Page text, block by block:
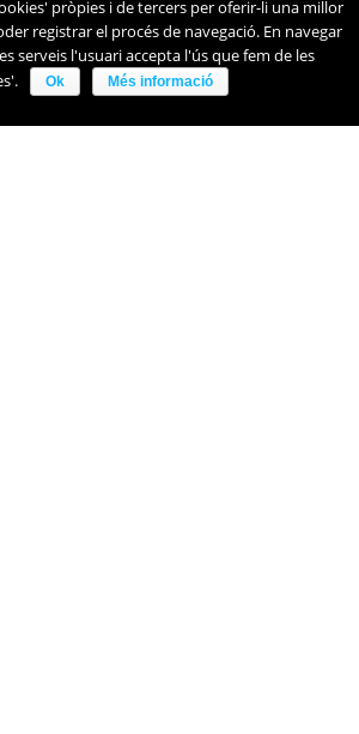
pròpies i de tercers per oferir-li una millor
registrar el procés de navegació. En navegar
serveis l'usuari accepta l'ús que fem de les
Ok Més informació